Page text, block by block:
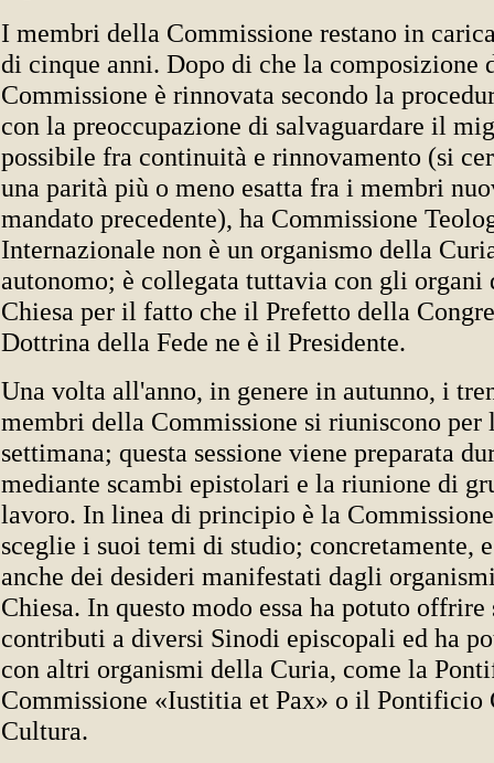
I membri della Commissione restano in
di cinque anni. Dopo di che la composizione
Commissione è rinnovata secondo la
con la preoccupazione di salvaguardare il
possibile fra continuità e rinnovamento (si
una parità più o meno esatta fra i membri
mandato precedente), ha Commissione
Internazionale non è un organismo della
autonomo; è collegata tuttavia con gli
Chiesa per il fatto che il Prefetto della
Dottrina della Fede ne è il Presidente.
Una volta all'anno, in genere in autunno, i
membri della Commissione si riuniscono per
settimana; questa sessione viene preparata
mediante scambi epistolari e la riunione di
lavoro. In linea di principio è la Commissione
sceglie i suoi temi di studio; concretamente,
anche dei desideri manifestati dagli
Chiesa. In questo modo essa ha potuto
contributi a diversi Sinodi episcopali ed ha
con altri organismi della Curia, come la
Commissione «Iustitia et Pax» o il Pontificio
Cultura.